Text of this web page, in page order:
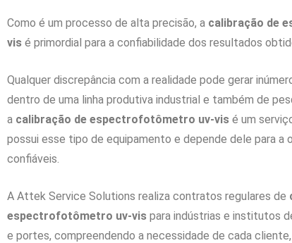
Como é um processo de alta precisão, a calibração de
vis é primordial para a confiabilidade dos resultados
Qualquer discrepância com a realidade pode gerar
dentro de uma linha produtiva industrial e também de
a calibração de espectrofotômetro uv-vis é um
possui esse tipo de equipamento e depende dele para a
confiáveis.
A Attek Service Solutions realiza contratos regulares de
espectrofotômetro uv-vis para indústrias e institutos
e portes, compreendendo a necessidade de cada